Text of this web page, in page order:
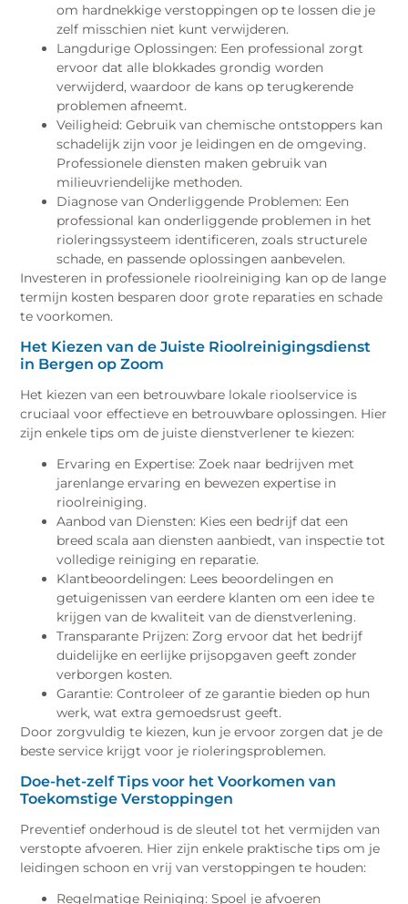
om hardnekkige verstoppingen op te lossen die je
zelf misschien niet kunt verwijderen.
Langdurige Oplossingen: Een professional zorgt
ervoor dat alle blokkades grondig worden
verwijderd, waardoor de kans op terugkerende
problemen afneemt.
Veiligheid: Gebruik van chemische ontstoppers kan
schadelijk zijn voor je leidingen en de omgeving.
Professionele diensten maken gebruik van
milieuvriendelijke methoden.
Diagnose van Onderliggende Problemen: Een
professional kan onderliggende problemen in het
rioleringssysteem identificeren, zoals structurele
schade, en passende oplossingen aanbevelen.
Investeren in professionele rioolreiniging kan op de lange
termijn kosten besparen door grote reparaties en schade
te voorkomen.
Het Kiezen van de Juiste Rioolreinigingsdienst
in Bergen op Zoom
Het kiezen van een betrouwbare lokale rioolservice is
cruciaal voor effectieve en betrouwbare oplossingen. Hier
zijn enkele tips om de juiste dienstverlener te kiezen:
Ervaring en Expertise: Zoek naar bedrijven met
jarenlange ervaring en bewezen expertise in
rioolreiniging.
Aanbod van Diensten: Kies een bedrijf dat een
breed scala aan diensten aanbiedt, van inspectie tot
volledige reiniging en reparatie.
Klantbeoordelingen: Lees beoordelingen en
getuigenissen van eerdere klanten om een idee te
krijgen van de kwaliteit van de dienstverlening.
Transparante Prijzen: Zorg ervoor dat het bedrijf
duidelijke en eerlijke prijsopgaven geeft zonder
verborgen kosten.
Garantie: Controleer of ze garantie bieden op hun
werk, wat extra gemoedsrust geeft.
Door zorgvuldig te kiezen, kun je ervoor zorgen dat je de
beste service krijgt voor je rioleringsproblemen.
Doe-het-zelf Tips voor het Voorkomen van
Toekomstige Verstoppingen
Preventief onderhoud is de sleutel tot het vermijden van
verstopte afvoeren. Hier zijn enkele praktische tips om je
leidingen schoon en vrij van verstoppingen te houden:
Regelmatige Reiniging: Spoel je afvoeren